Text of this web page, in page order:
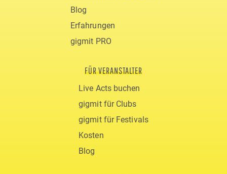
Blog
Erfahrungen
gigmit PRO
FÜR VERANSTALTER
Live Acts buchen
gigmit für Clubs
gigmit für Festivals
Kosten
Blog